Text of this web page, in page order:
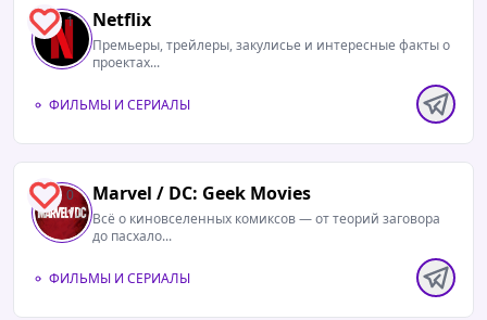
1 Netflix
Премьеры, трейлеры, закулисье и интересные факты о
проектах...
ФИЛЬМЫ И СЕРИАЛЫ
0 Marvel / DC: Geek Movies
Всё о киновселенных комиксов — от теорий заговора
до пасхало...
ФИЛЬМЫ И СЕРИАЛЫ